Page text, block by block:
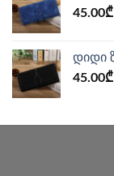
45.00₾
დიდი
45.00₾